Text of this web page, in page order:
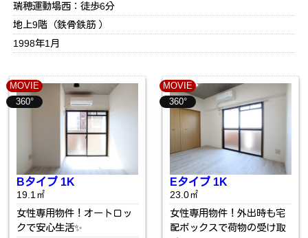
瑞穂運動場西：徒歩6分
地上9階（鉄骨鉄筋 ）
1998年1月
MOVIE
360°
Bタイプ 1K
19.1㎡
女性専用物件！オートロッ
クで安心生活✨
MOVIE
360°
Eタイプ 1K
23.0㎡
女性専用物件！外出時も宅
配ボックスで荷物の受け取